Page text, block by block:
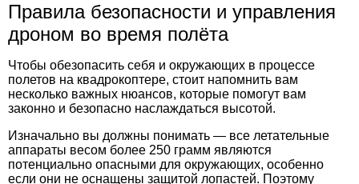
Правила безопасности и управления
дроном во время полёта
Чтобы обезопасить себя и окружающих в процессе
полетов на квадрокоптере, стоит напомнить вам
несколько важных нюансов, которые помогут вам
законно и безопасно наслаждаться высотой.
Изначально вы должны понимать — все летательные
аппараты весом более 250 грамм являются
потенциально опасными для окружающих, особенно
если они не оснащены защитой лопастей. Поэтому